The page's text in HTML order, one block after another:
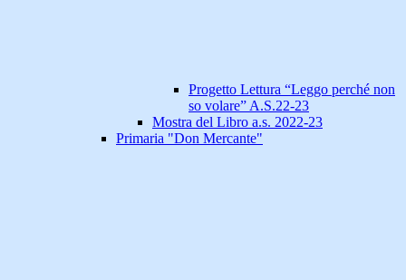
Progetto Lettura “Leggo perché non
so volare” A.S.22-23
Mostra del Libro a.s. 2022-23
Primaria "Don Mercante"